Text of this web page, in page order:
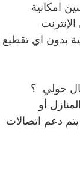
امكانية
بدون اي تقطيع
حولي  ؟
أو
دعم اتصالات